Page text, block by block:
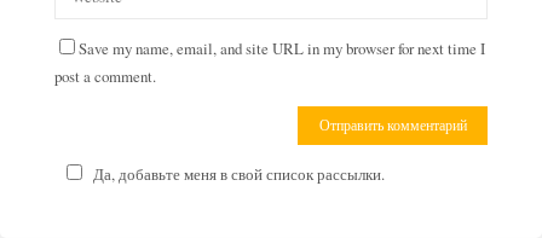
Save my name, email, and site URL in my browser for next time I
post a comment.
Да, добавьте меня в свой список рассылки.